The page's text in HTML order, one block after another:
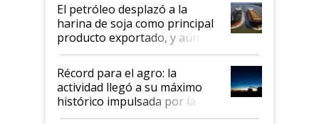
El petróleo desplazó a la
harina de soja como principal
producto exportado, y aún así
el agro aportó casi seis de cada
diez dólares y sostuvo el
liderazgo en un semestre
récord
Récord para el agro: la
actividad llegó a su máximo
histórico impulsada por la
cosecha y las exportaciones